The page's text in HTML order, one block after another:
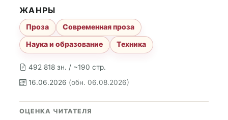
492 818 зн. / ~190 стр.
16.06.2026 (обн. 06.08.2026)
ЖАНРЫ
Проза
Современная проза
Наука и образование
Техника
ОЦЕНКА ЧИТАТЕЛЯ